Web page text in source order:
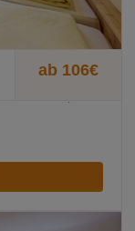
ab 106€